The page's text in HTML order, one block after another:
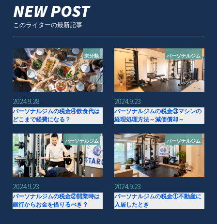
NEW POST
このライターの最新記事
未分類
2024.9.28
パーソナルジムの税金④飲食代は
どこまで経費になる？
パーソナルジム
2024.9.23
パーソナルジムの税金③マシンの
経理処理方法～減価償却～
パーソナルジム
2024.9.23
パーソナルジムの税金②開業時は
銀行からお金を借りるべき？
パーソナルジム
2024.9.23
パーソナルジムの税金①不動産に
入居したとき